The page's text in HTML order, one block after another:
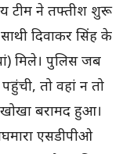
टीम ने तफ्तीश शुरू
दिवाकर सिंह के
मिले। पुलिस जब
तो वहां न तो
बरामद हुआ।
एसडीपीओ